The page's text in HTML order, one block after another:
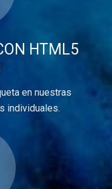
HTML5
en nuestras
individuales.